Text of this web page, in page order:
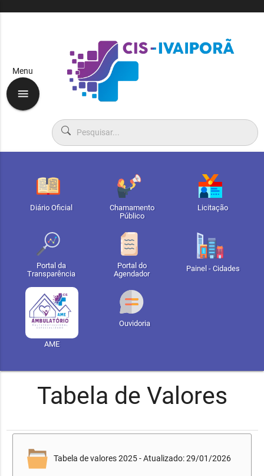
Menu
menu
Diário Oficial
Chamamento
Público
Licitação
Portal da
Transparência
Portal do
Agendador
Painel - Cidades
AME
Ouvidoria
Tabela de Valores
Tabela de valores 2025 - Atualizado: 29/01/2026